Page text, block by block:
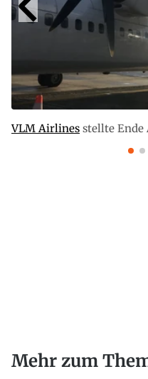
VLM Airlines stellte Ende
Mehr zum